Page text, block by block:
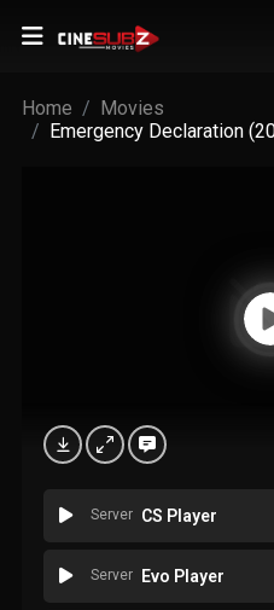
Home
Movies
Emergency Declaration
Server CS Player
Server Evo Player